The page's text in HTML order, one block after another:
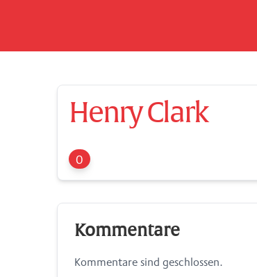
Henry Clark
0
Kommentare
Kommentare sind geschlossen.